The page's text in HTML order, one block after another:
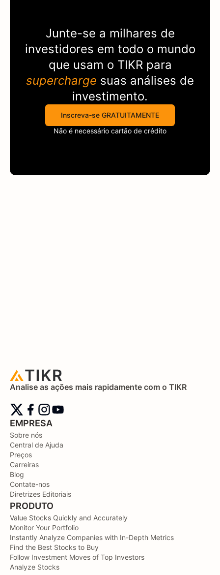
Junte-se a milhares de
investidores em todo o mundo
que usam o TIKRpara
supercharge suas análises de
investimento.
Inscreva-se GRATUITAMENTE
Não é necessário cartão de crédito
Analise as ações mais rapidamente com o TIKR
EMPRESA
Sobre nós
Central de Ajuda
Preços
Carreiras
Blog
Contate-nos
Diretrizes Editoriais
PRODUTO
Value Stocks Quickly and Accurately
Monitor Your Portfolio
Instantly Analyze Companies with In-Depth Metrics
Find the Best Stocks to Buy
Follow Investment Moves of Top Investors
Analyze Stocks